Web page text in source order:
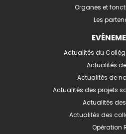
Organes et
Les
Actualités du
Actualités de
Actualités de
Actualités des projets
Actualités
Actualités des
Opération